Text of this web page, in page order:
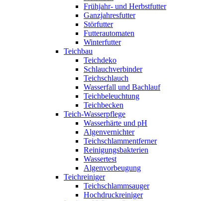
Frühjahr- und Herbstfutter
Ganzjahresfutter
Störfutter
Futterautomaten
Winterfutter
Teichbau
Teichdeko
Schlauchverbinder
Teichschlauch
Wasserfall und Bachlauf
Teichbeleuchtung
Teichbecken
Teich-Wasserpflege
Wasserhärte und pH
Algenvernichter
Teichschlammentferner
Reinigungsbakterien
Wassertest
Algenvorbeugung
Teichreiniger
Teichschlammsauger
Hochdruckreiniger